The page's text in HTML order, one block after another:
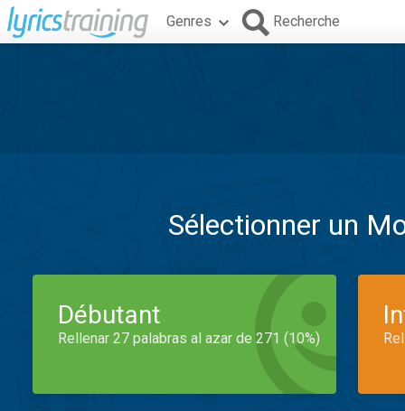
Genres Recherche
Sélectionner un
Débutant
Rellenar 27 palabras al azar de 271 (10%)